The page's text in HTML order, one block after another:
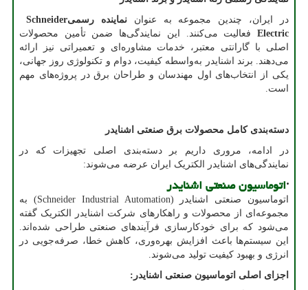
در ایران، چندین مجموعه به عنواننماینده رسمیSchneider
Electric فعالیت می‌کنند. این نمایندگی‌ها ضمن تأمین محصولات
اصلی با گارانتی معتبر، خدمات مشاوره‌ای و تعمیراتی نیز ارائه
می‌دهند. برند اشنایدر به‌واسطه کیفیت، دوام و تکنولوژی روز جهانی،
یکی از انتخاب‌های اول مهندسان و طراحان برق در پروژه‌های مهم
است.
دسته‌بندی کامل محصولات برق صنعتی اشنایدر
در ادامه، مروری داریم بر دسته‌بندی اصلی تجهیزات که در
نمایندگی‌های اشنایدر الکتریک ایران عرضه می‌شوند:
·اتوماسیون صنعتی اشنایدر
اتوماسیون صنعتی اشنایدر (Schneider Industrial Automation) به
مجموعه‌ای از محصولات و راهکارهای شرکت اشنایدر الکتریک گفته
می‌شود که برای خودکارسازی فرآیندهای صنعتی طراحی شده‌اند.
این سیستم‌ها باعث افزایش بهره‌وری، کاهش خطا، صرفه‌جویی در
انرژی و بهبود کیفیت تولید می‌شوند.
اجزای اصلی اتوماسیون صنعتی اشنایدر :